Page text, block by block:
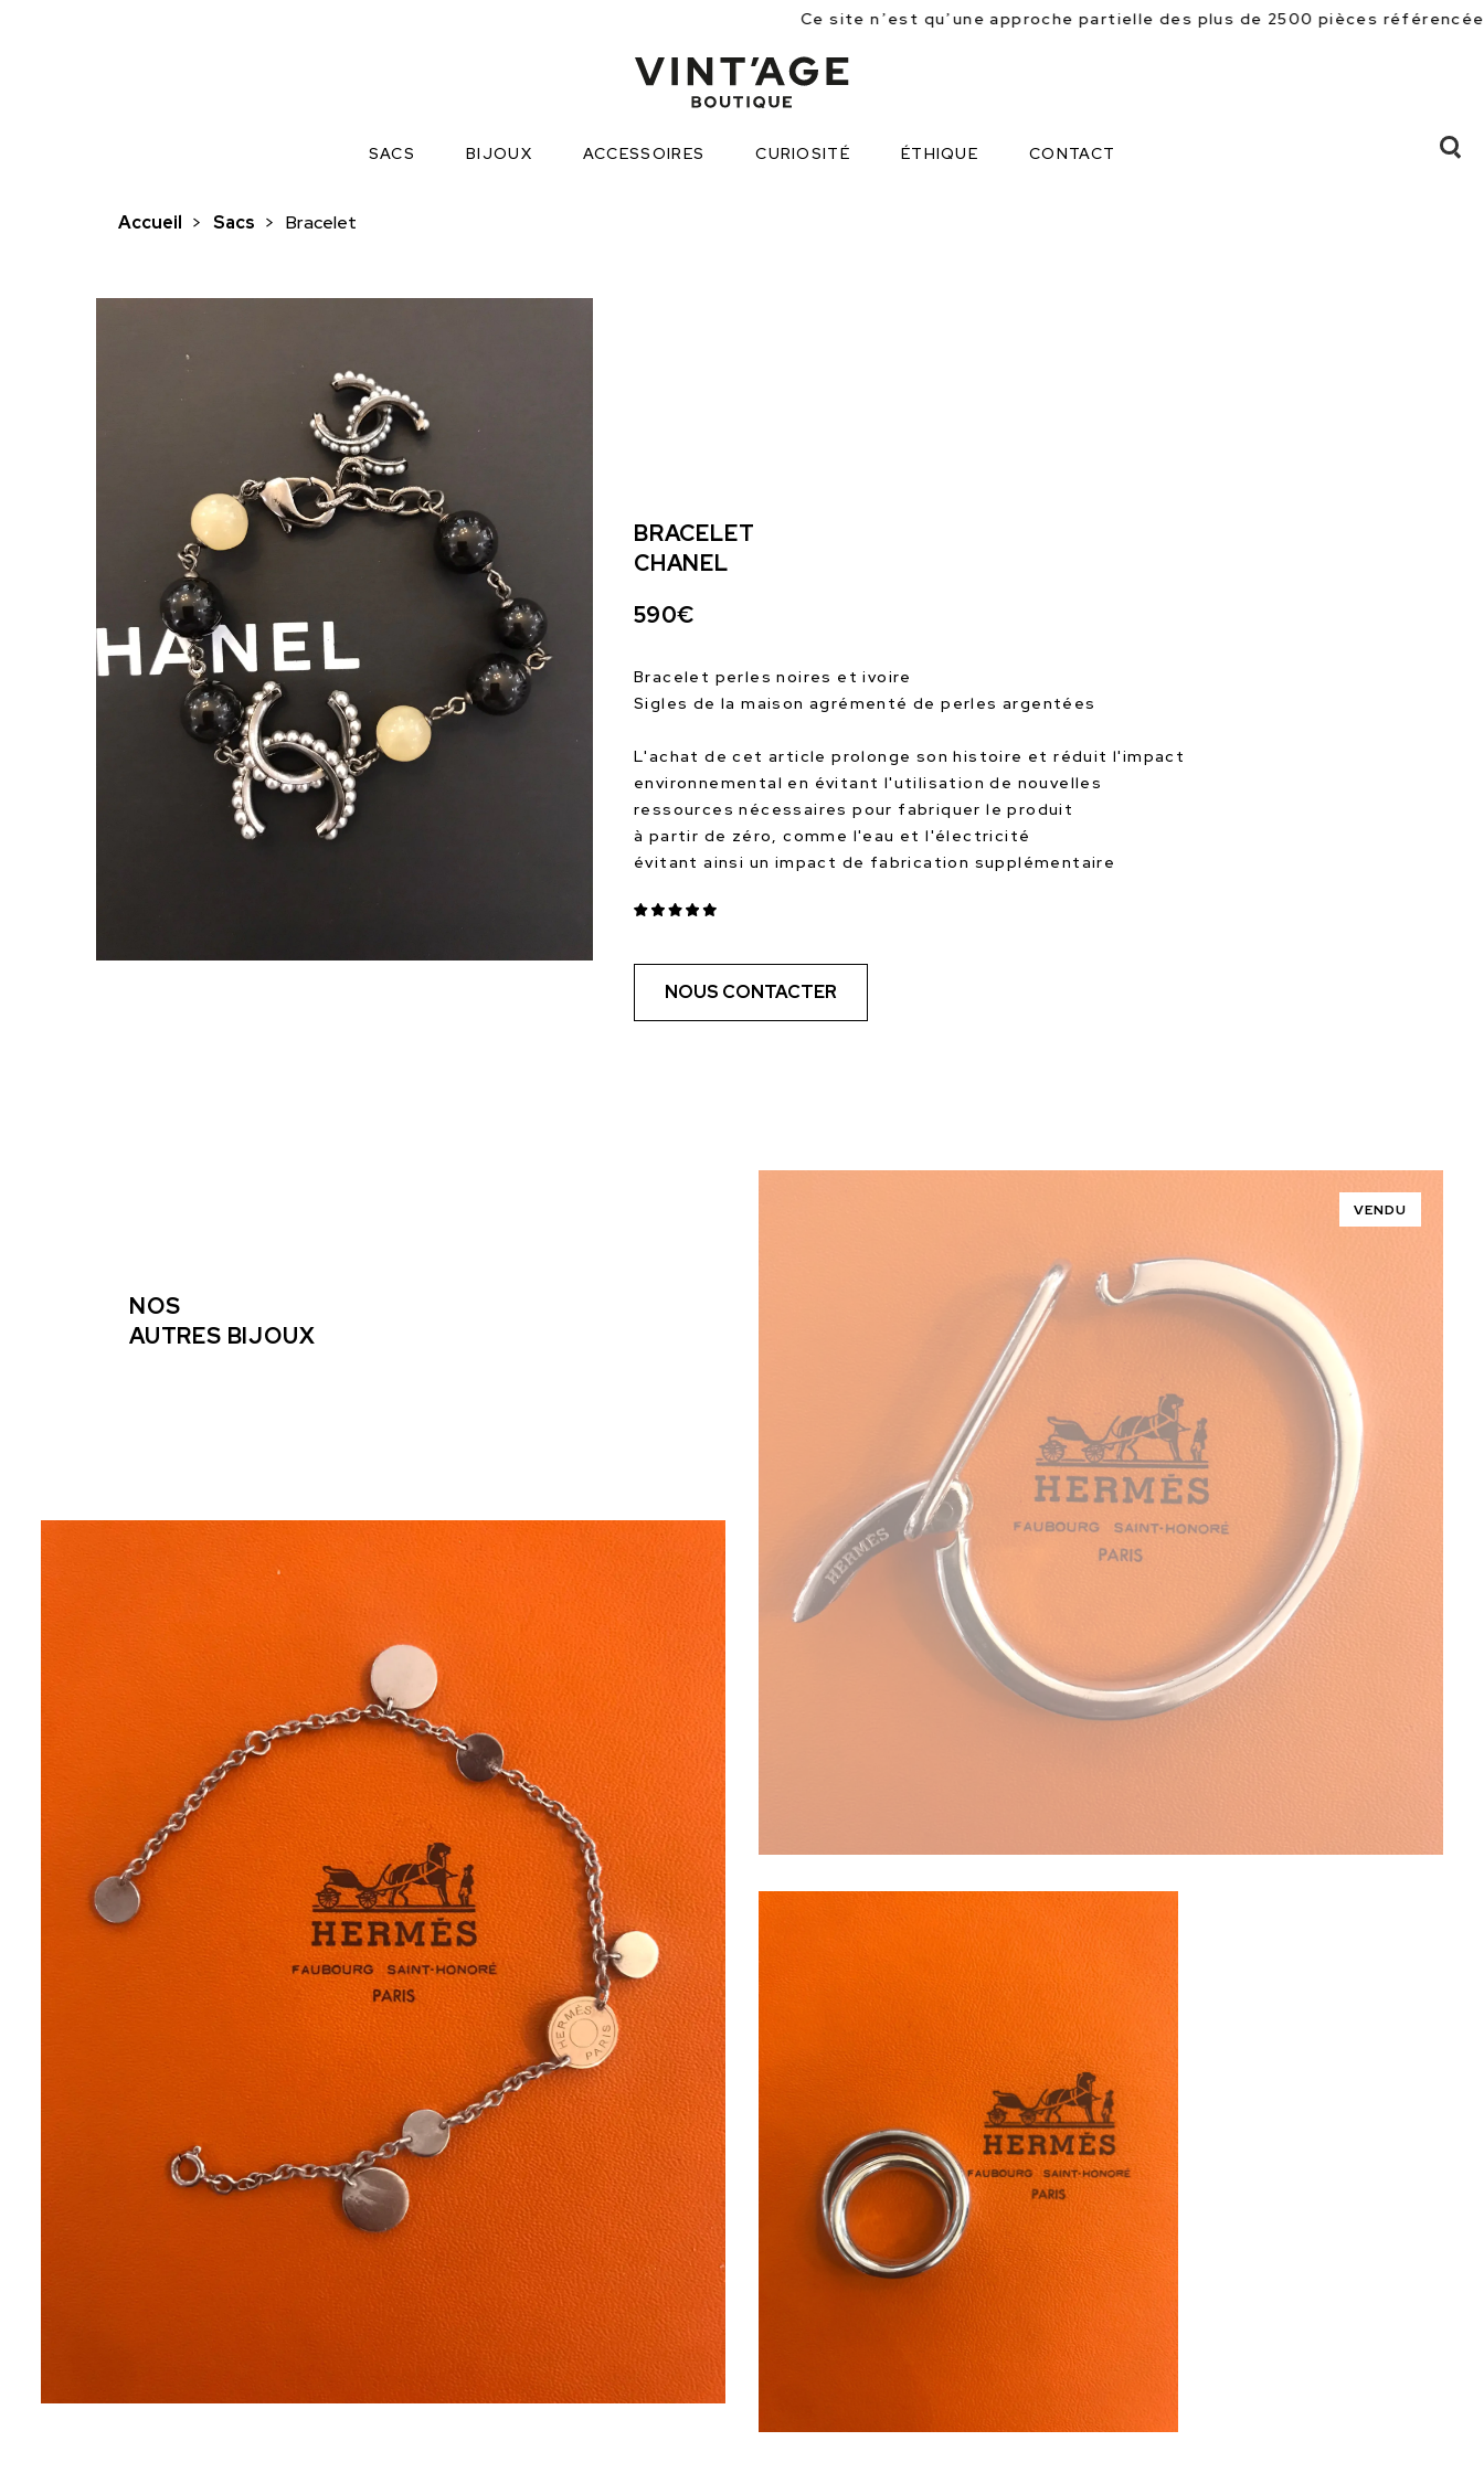
Ce site n’est qu’une approche partielle des plus de 2500 pièces référencées en magasin.
SACS BIJOUX ACCESSOIRES CURIOSITÉ ÉTHIQUE CONTACT
Accueil > Sacs > Bracelet
BRACELET
CHANEL
590€
Bracelet perles noires et ivoire
Sigles de la maison agrémenté de perles argentées
L'achat de cet article prolonge son histoire et réduit l'impact
environnemental en évitant l'utilisation de nouvelles
ressources nécessaires pour fabriquer le produit
à partir de zéro, comme l'eau et l'électricité
évitant ainsi un impact de fabrication supplémentaire
NOUS CONTACTER
NOS
AUTRES BIJOUX
VENDU